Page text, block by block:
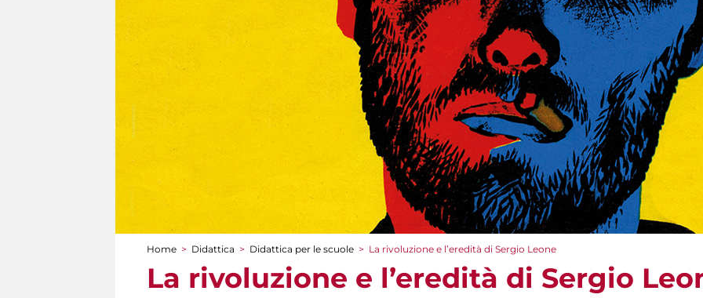
Tu sei qui
Home > Didattica > Didattica per le scuole > La rivoluzione e l’eredità di Sergio Leone
La rivoluzione e l’eredità di Sergio